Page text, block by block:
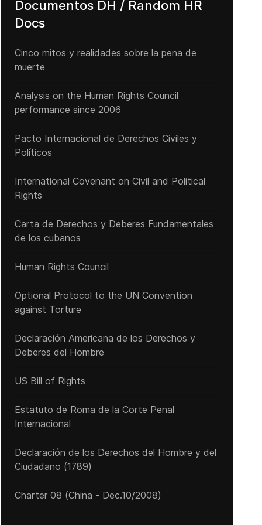
Documentos DH / Random HR
Docs
Cinco mitos y realidades sobre la pena de
muerte
Analysis on the Human Rights Council
performance since 2006
Pacto Internacional de Derechos Civiles y
Políticos
International Covenant on Civil and Political
Rights
Carta de Derechos y Deberes Fundamentales
de los cubanos
Human Rights Council
Optional Protocol to the UN Convention
against Torture
Declaración Americana de los Derechos y
Deberes del Hombre
US Bill of Rights
Estatuto de Roma de la Corte Penal
Internacional
Declaración de los Derechos del Hombre y del
Ciudadano (1789)
Charter 08 (China - Dec.10/2008)